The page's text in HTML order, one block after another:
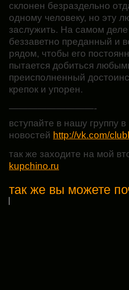
склонен безраздельно
одному человеку, но эту
заслужить. На самом
беззаветно преданный и
рядом, чтобы его
пытается добиться
преисполненный
крепок и упорен.
—————————-
вступайте в нашу группу
новостей http://vk.com/
так же заходите на мой
kupchino.ru
так же вы можете